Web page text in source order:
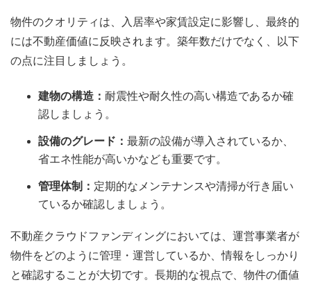
物件のクオリティは、入居率や家賃設定に影響し、最終的
には不動産価値に反映されます。築年数だけでなく、以下
の点に注目しましょう。
建物の構造： 耐震性や耐久性の高い構造であるか確
認しましょう。
設備のグレード： 最新の設備が導入されているか、
省エネ性能が高いかなども重要です。
管理体制： 定期的なメンテナンスや清掃が行き届い
ているか確認しましょう。
不動産クラウドファンディングにおいては、運営事業者が
物件をどのように管理・運営しているか、情報をしっかり
と確認することが大切です。長期的な視点で、物件の価値